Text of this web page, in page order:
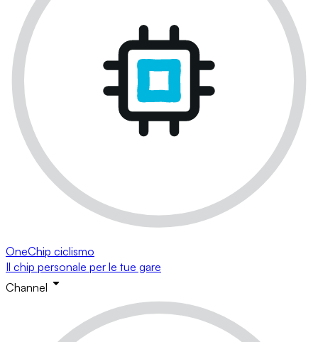
OneChip ciclismo
Il chip personale per le tue gare
Channel